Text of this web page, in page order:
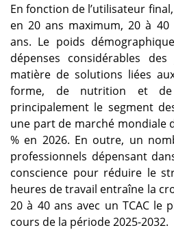
En fonction de l’utilisateur
en 20 ans maximum, 20 à
ans. Le poids
dépenses considérables
matière de solutions liées
forme, de nutrition et de
principalement le segment
une part de marché mondiale
% en 2026. En outre, un
professionnels dépensant
conscience pour réduire le
heures de travail entraîne la
20 à 40 ans avec un TCAC le
cours de la période 2025-2032.